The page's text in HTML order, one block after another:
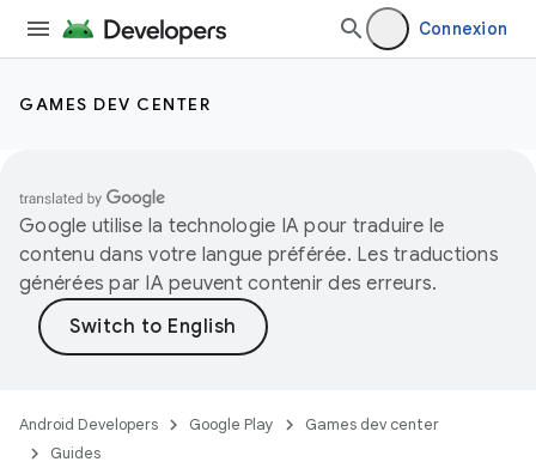
Connexion
GAMES DEV CENTER
Google utilise la technologie IA pour traduire le
contenu dans votre langue préférée. Les traductions
générées par IA peuvent contenir des erreurs.
Android Developers Google Play
Games dev center
Guides